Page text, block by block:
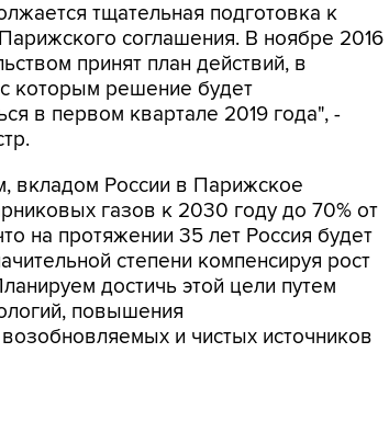
тщательная подготовка к
соглашения. В ноябре 2016
принят план действий, в
с которым решение будет
в первом квартале 2019 года", -
вкладом России в Парижское
газов к 2030 году до 70% от
на протяжении 35 лет Россия будет
степени компенсируя рост
достичь этой цели путем
повышения
и чистых источников